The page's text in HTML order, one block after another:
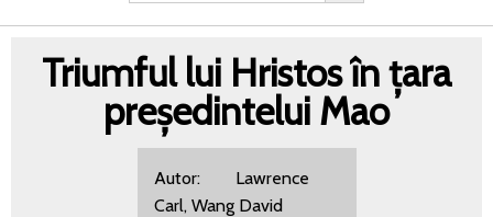
Triumful lui Hristos în țara
președintelui Mao
Autor: Lawrence
Carl, Wang David